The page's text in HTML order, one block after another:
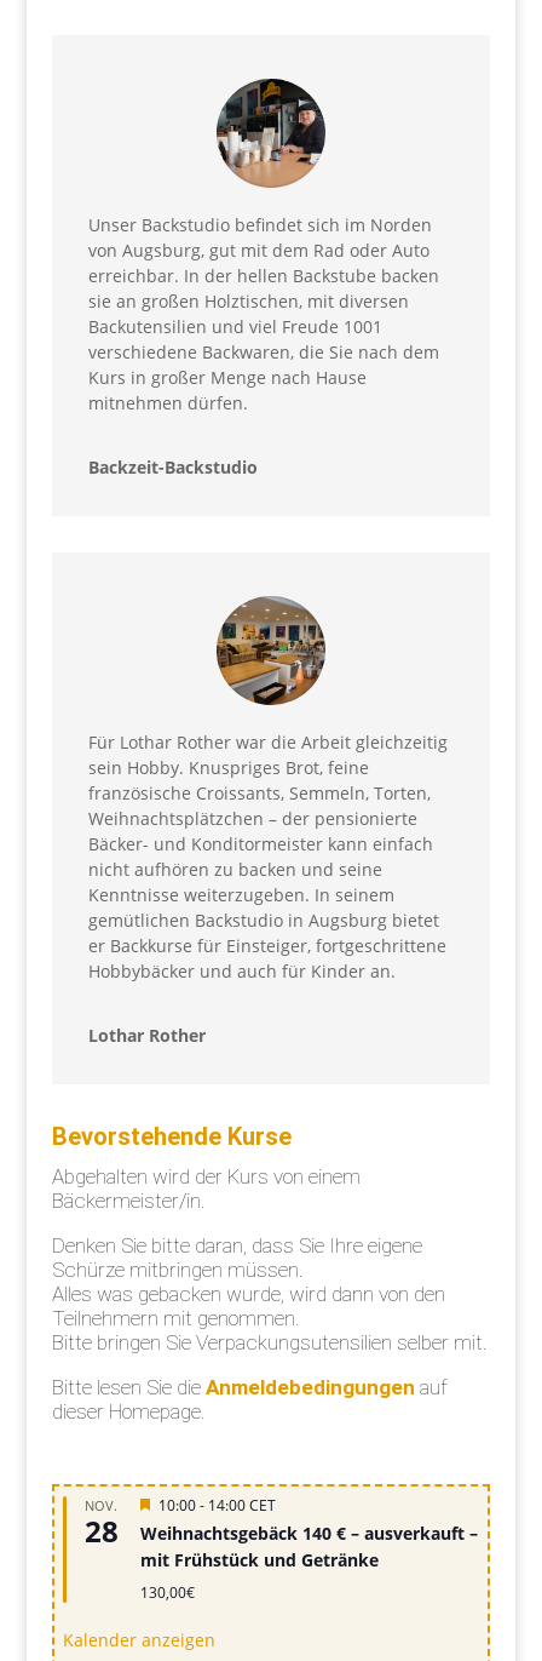
Unser Backstudio befindet sich im Norden
von Augsburg, gut mit dem Rad oder Auto
erreichbar. In der hellen Backstube backen
sie an großen Holztischen, mit diversen
Backutensilien und viel Freude 1001
verschiedene Backwaren, die Sie nach dem
Kurs in großer Menge nach Hause
mitnehmen dürfen.
Backzeit-Backstudio
Für Lothar Rother war die Arbeit gleichzeitig
sein Hobby. Knuspriges Brot, feine
französische Croissants, Semmeln, Torten,
Weihnachtsplätzchen – der pensionierte
Bäcker- und Konditormeister kann einfach
nicht aufhören zu backen und seine
Kenntnisse weiterzugeben. In seinem
gemütlichen Backstudio in Augsburg bietet
er Backkurse für Einsteiger, fortgeschrittene
Hobbybäcker und auch für Kinder an.
Lothar Rother
Bevorstehende Kurse
Abgehalten wird der Kurs von einem
Bäckermeister/in.
Denken Sie bitte daran, dass Sie Ihre eigene
Schürze mitbringen müssen.
Alles was gebacken wurde, wird dann von den
Teilnehmern mit genommen.
Bitte bringen Sie Verpackungsutensilien selber mit.
Bitte lesen Sie die Anmeldebedingungen auf
dieser Homepage.
NOV.
28
Hervorgehoben
10:00- 14:00CET
Weihnachtsgebäck 140 € – ausverkauft –
mit Frühstück und Getränke
130,00€
Kalender anzeigen